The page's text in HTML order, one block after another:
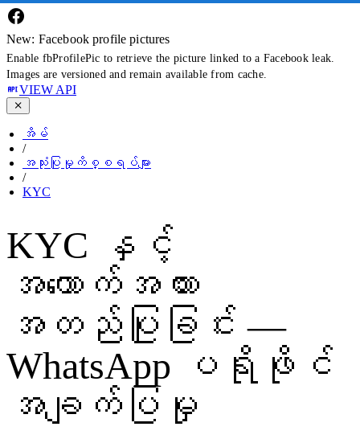
New: Facebook profile pictures
Enable fbProfilePic to retrieve the picture linked to a Facebook leak.
Images are versioned and remain available from cache.
VIEW API
အိမ်
/
အသုံးပြုမှုကိစ္စရပ်များ
/
KYC
KYC နှင့်
အထောက်အထား
အတည်ပြုခြင်း —
WhatsApp ပရိုဖိုင်
အချက်ပြမှု